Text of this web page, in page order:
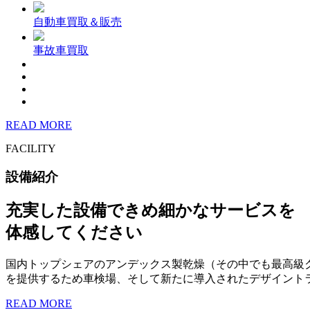
自動車買取＆販売
事故車買取
READ MORE
FACILITY
設備紹介
充実した設備できめ細かなサービスを
体感してください
国内トップシェアのアンデックス製乾燥（その中でも最高
を提供するため車検場、そして新たに導入されたデザイン
READ MORE